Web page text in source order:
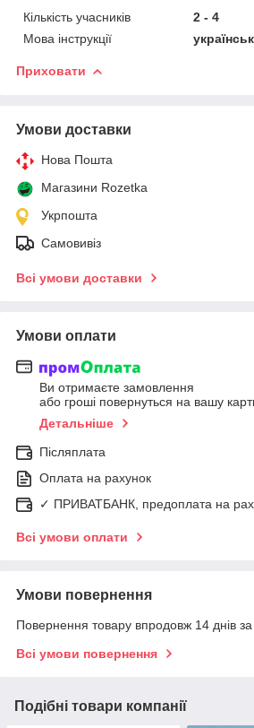
Кількість учасників
2 - 4
Мова інструкції
Приховати
Умови доставки
Нова Пошта
Магазини Rozetka
Укрпошта
Самовивіз
Всі умови доставки
Умови оплати
Ви отримаєте замовлення
або гроші повернуться на вашу
Детальніше
Післяплата
Оплата на рахунок
✓ ПРИВАТБАНК, предоплата на
Всі умови оплати
Умови повернення
Повернення товару впродовж 14 днів
Всі умови повернення
Подібні товари компанії